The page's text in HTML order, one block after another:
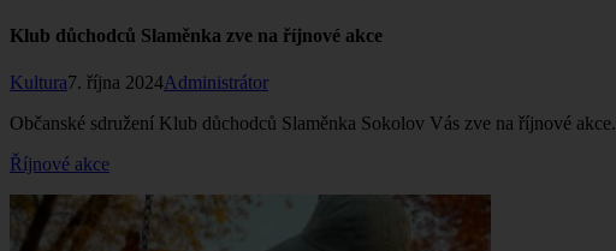
Klub důchodců Slaměnka zve na říjnové akce
Kultura7. října 2024Administrátor
Občanské sdružení Klub důchodců Slaměnka Sokolov Vás zve na říjnové akce.
Říjnové akce